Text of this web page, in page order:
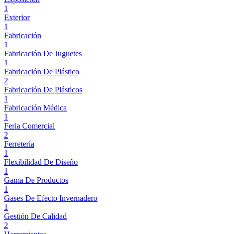
1
Exterior
1
Fabricación
1
Fabricación De Juguetes
1
Fabricación De Plástico
2
Fabricación De Plásticos
1
Fabricación Médica
1
Feria Comercial
2
Ferretería
1
Flexibilidad De Diseño
1
Gama De Productos
1
Gases De Efecto Invernadero
1
Gestión De Calidad
2